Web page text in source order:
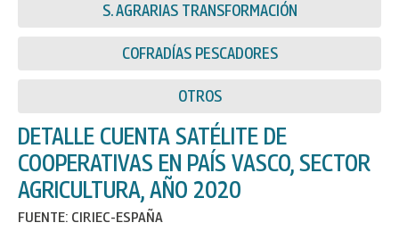
S. AGRARIAS TRANSFORMACIÓN
COFRADÍAS PESCADORES
OTROS
DETALLE CUENTA SATÉLITE DE
COOPERATIVAS EN PAÍS VASCO, SECTOR
AGRICULTURA, AÑO 2020
FUENTE: CIRIEC-ESPAÑA